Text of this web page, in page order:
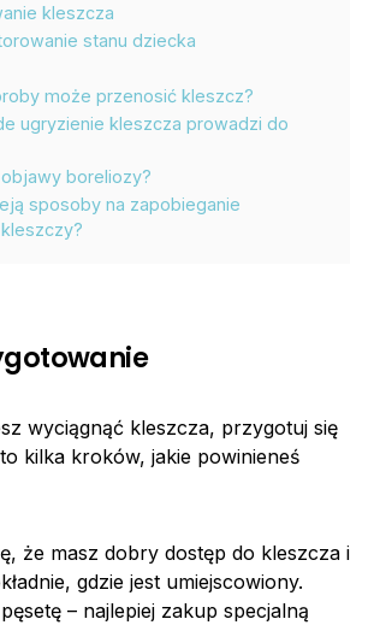
kleszcza
stanu dziecka
może przenosić kleszcz?
ugryzienie kleszcza prowadzi do
boreliozy?
sposoby na zapobieganie
wyciągnąć kleszcza, przygotuj się
kilka kroków, jakie powinieneś
że masz dobry dostęp do kleszcza i
gdzie jest umiejscowiony.
– najlepiej zakup specjalną